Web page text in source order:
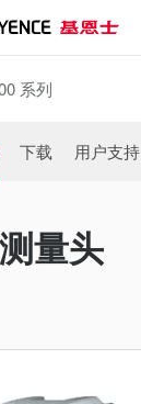
系列
下载 用户支持
量头